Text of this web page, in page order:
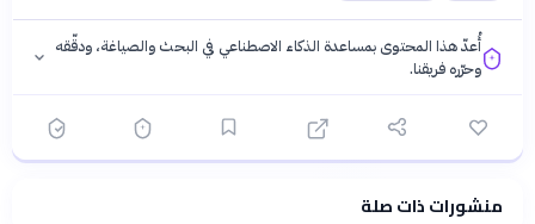
أُعدّ هذا المحتوى بمساعدة الذكاء الاصطناعي في البحث والصياغة، ودقّقه
وحرّره فريقنا.
فلسفتنا المعرفية· سياسة الذكاء الاصطناعيمنشورات ذات صلة